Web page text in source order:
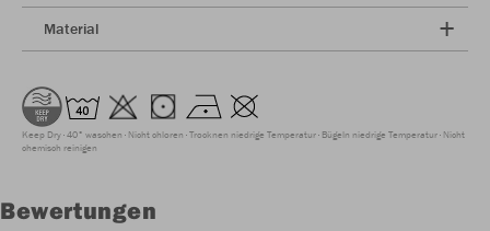
Material
Keep Dry 40° waschen Nicht chloren Trocknen niedrige Temperatur Bügeln niedrige Temperatur Nicht
chemisch reinigen
Bewertungen